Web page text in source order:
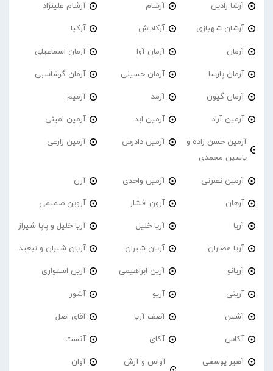
آرشا رادین آرشام آرشام علینژاد
آرشان شهبازی آرکاداش آرکیا
آرمان آرمان آوا آرمان اسماعیلی
آرمان پارسا آرمان حسینی آرمان گرشاسبی
آرمان گیون آرمد آرمیم
آرمین آراد آرمین ابد آرمین امینی
آرمین حسن زاده و
یاسین محمدی
آرمین دادرس آرمین زارعی
آرمین نصرتی آرمین واحدی آرن
آرهان آرون افشار آروین صمیمی
آریا آریا خلیل آریا خلیل و پاپا شیراز
آریا عصاران آریان شیران آریان شیران و تبعید
آریانو آرین ابراهیمی آرین استواری
آرینی آریو آشور
آشین آصف آریا آقای اصل
آکاس آکای آنست
آهیر یوسفی آواس و آرش آوان